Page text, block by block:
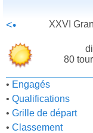
<• XXVI
80
• Engagés
• Qualifications
• Grille de départ
• Classement